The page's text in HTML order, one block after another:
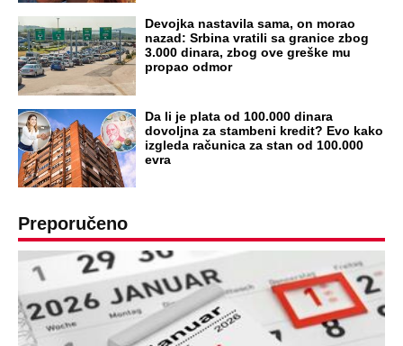
Devojka nastavila sama, on morao
nazad: Srbina vratili sa granice zbog
3.000 dinara, zbog ove greške mu
propao odmor
Da li je plata od 100.000 dinara
dovoljna za stambeni kredit? Evo kako
izgleda računica za stan od 100.000
evra
Preporučeno